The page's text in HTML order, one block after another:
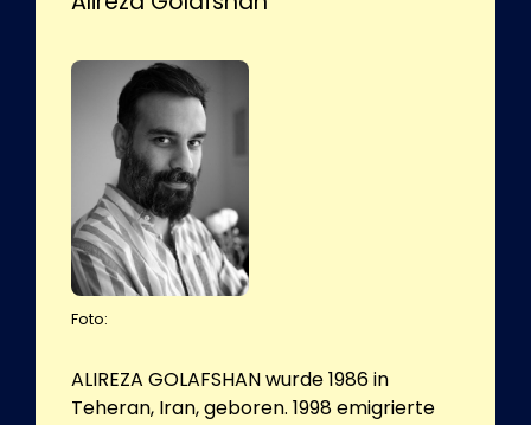
Foto:
ALIREZA GOLAFSHAN wurde 1986 in
Teheran, Iran, geboren. 1998 emigrierte